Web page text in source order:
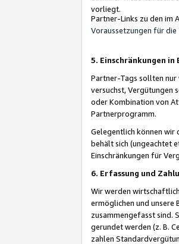
vorliegt.
Partner-Links zu den im
Voraussetzungen für
5. Einschränkungen
Partner-Tags sollten nur
versuchst, Vergütungen
oder Kombination von
Partnerprogramm.
Gelegentlich können wir
behält sich (ungeachtet
Einschränkungen für
6. Erfassung und
Wir werden
ermöglichen und unsere
zusammengefasst sind.
gerundet werden (z. B.
zahlen